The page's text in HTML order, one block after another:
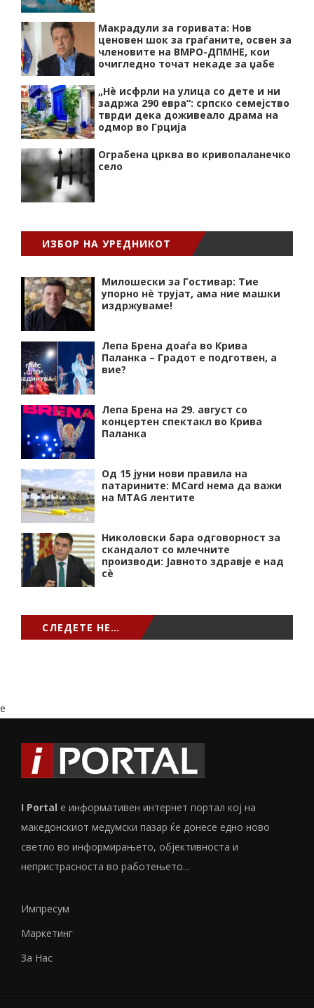
Макрадули за горивата: Нов
ценовен шок за граѓаните, освен за
членовите на ВМРО-ДПМНЕ, кои
очигледно точат некаде за џабе
„Нѐ исфрли на улица со дете и ни
задржа 290 евра“: српско семејство
тврди дека доживеало драма на
одмор во Грција
Ограбена црква во кривопаланечко
село
ИЗБОР НА УРЕДНИКОТ
Милошески за Гостивар: Тие
упорно нѐ трујат, ама ние машки
издржуваме!
Лепа Брена доаѓа во Крива
Паланка – Градот е подготвен, а
вие?
Лепа Брена на 29. август со
концертен спектакл во Крива
Паланка
Од 15 јуни нови правила на
патарините: MCard нема да важи
на MTAG лентите
Николовски бара одговорност за
скандалот со млечните
производи: Јавното здравје е над
сѐ
СЛЕДЕТЕ НЕ…
e
I Portal е информативен интернет портал кој на
македонскиот медумски пазар ќе донесе едно ново
светло во информирањето, објективноста и
непристрасноста во работењето...
Импресум
Маркетинг
За Нас